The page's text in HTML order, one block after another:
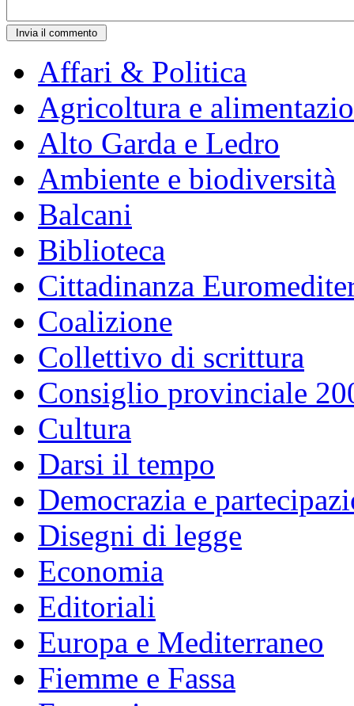
Affari & Politica
Agricoltura e
Alto Garda e Ledro
Ambiente e biodiversità
Balcani
Biblioteca
Cittadinanza
Coalizione
Collettivo di scrittura
Consiglio provinciale
Cultura
Darsi il tempo
Democrazia e
Disegni di legge
Economia
Editoriali
Europa e Mediterraneo
Fiemme e Fassa